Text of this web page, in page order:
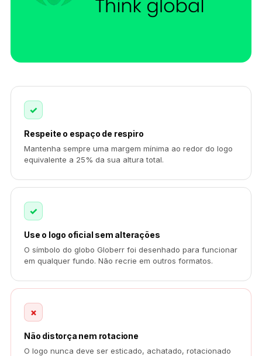
✓
Respeite o espaço de respiro
Mantenha sempre uma margem mínima ao redor do logo
equivalente a 25% da sua altura total.
✓
Use o logo oficial sem alterações
O símbolo do globo Globerr foi desenhado para funcionar
em qualquer fundo. Não recrie em outros formatos.
×
Não distorça nem rotacione
O logo nunca deve ser esticado, achatado, rotacionado